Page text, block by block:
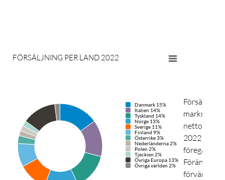
FÖRSÄLJNING PER LAND 2022
Danmark 15%
Italien 14%
Tyskland 14%
Norge 13%
Sverige 11%
Finland 9%
Österrike 3%
Nederländerna 2%
Polen 2%
Tjeckien 2%
Övriga Europa 13%
Övriga världen 2%
2022
föregående
förvärv